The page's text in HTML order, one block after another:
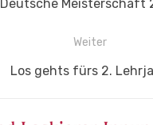
Deutsche Meisterschaft
Weiter
Nächster
Los gehts fürs 2.